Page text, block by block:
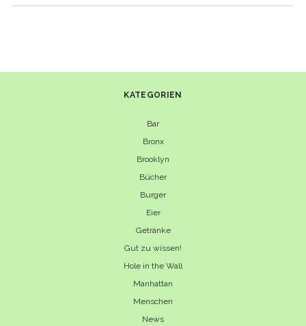
KATEGORIEN
Bar
Bronx
Brooklyn
Bücher
Burger
Eier
Getränke
Gut zu wissen!
Hole in the Wall
Manhattan
Menschen
News